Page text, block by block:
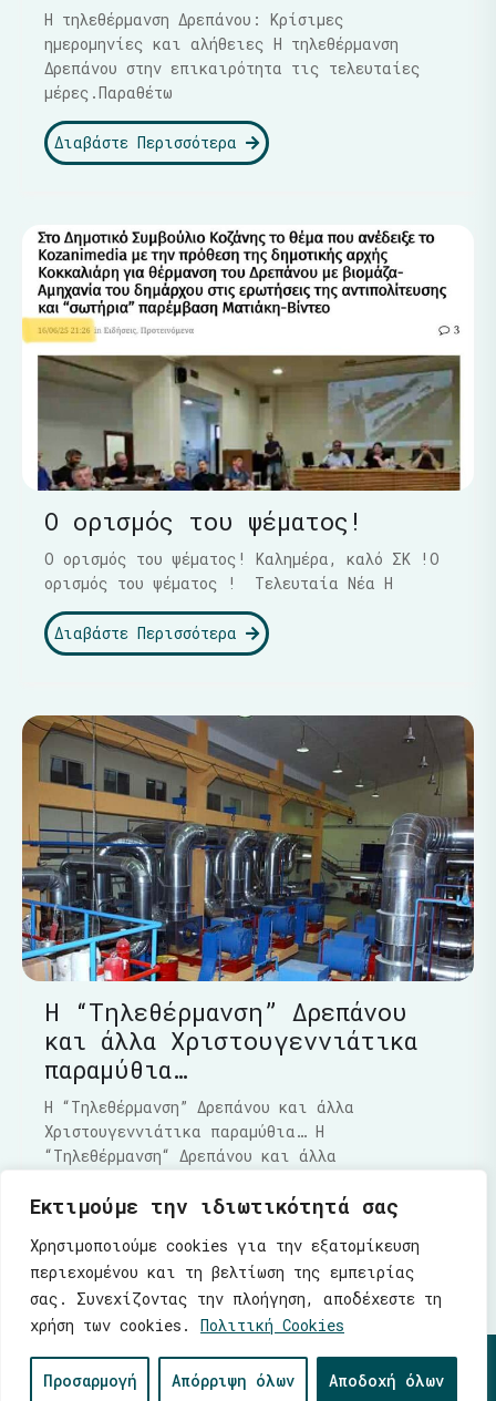
Εκτιμούμε την ιδιωτικότητά σας
Χρησιμοποιούμε cookies για την εξατομίκευση
περιεχομένου και τη βελτίωση της εμπειρίας
σας. Συνεχίζοντας την πλοήγηση, αποδέχεστε τη
χρήση των cookies.
Πολιτική Cookies
Προσαρμογή Απόρριψη όλων Αποδοχή όλων
Η τηλεθέρμανση Δρεπάνου: Κρίσιμες
ημερομηνίες και αλήθειες Η τηλεθέρμανση
Δρεπάνου στην επικαιρότητα τις τελευταίες
μέρες.Παραθέτω
Διαβάστε Περισσότερα
Ο ορισμός του ψέματος!
Ο ορισμός του ψέματος! Καλημέρα, καλό ΣΚ !Ο
ορισμός του ψέματος ! Τελευταία Νέα Η
Διαβάστε Περισσότερα
Η “Τηλεθέρμανση” Δρεπάνου
και άλλα Χριστουγεννιάτικα
παραμύθια…
Η “Τηλεθέρμανση” Δρεπάνου και άλλα
Χριστουγεννιάτικα παραμύθια… Η
“Τηλεθέρμανση“ Δρεπάνου και άλλα
Ενότητα
| Λάζαρος Μαλούτας - Δήμαρχος
Κοζάνης